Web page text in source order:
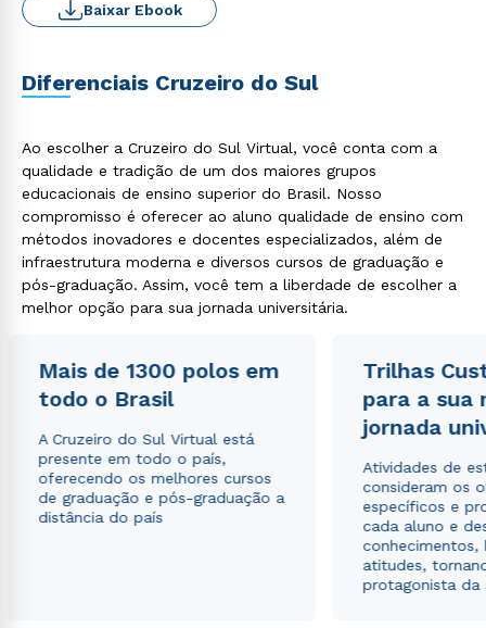
Baixar Ebook
Diferenciais Cruzeiro do Sul
Ao escolher a Cruzeiro do Sul Virtual, você conta com a
qualidade e tradição de um dos maiores grupos
educacionais de ensino superior do Brasil. Nosso
compromisso é oferecer ao aluno qualidade de ensino com
métodos inovadores e docentes especializados, além de
infraestrutura moderna e diversos cursos de graduação e
pós-graduação. Assim, você tem a liberdade de escolher a
melhor opção para sua jornada universitária.
Mais de 1300 polos em
todo o Brasil
A Cruzeiro do Sul Virtual está
presente em todo o país,
oferecendo os melhores cursos
de graduação e pós-graduação a
distância do país
Trilhas
para a sua
jornada
Atividades de
consideram os
específicos e
cada aluno e
conhecimentos,
atitudes,
protagonista da